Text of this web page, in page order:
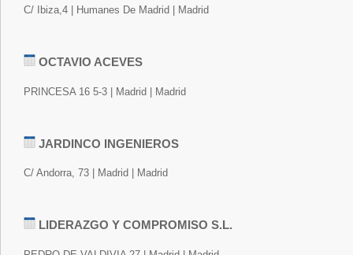
C/ Ibiza,4 | Humanes De Madrid | Madrid
OCTAVIO ACEVES
PRINCESA 16 5-3 | Madrid | Madrid
JARDINCO INGENIEROS
C/ Andorra, 73 | Madrid | Madrid
LIDERAZGO Y COMPROMISO S.L.